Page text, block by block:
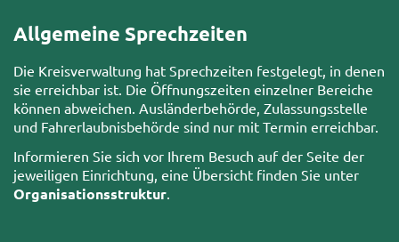
Allgemeine Sprechzeiten
Die Kreisverwaltung hat Sprechzeiten festgelegt, in denen
sie erreichbar ist. Die Öffnungszeiten einzelner Bereiche
können abweichen. Ausländerbehörde, Zulassungsstelle
und Fahrerlaubnisbehörde sind nur mit Termin erreichbar.
Informieren Sie sich vor Ihrem Besuch auf der Seite der
jeweiligen Einrichtung, eine Übersicht finden Sie unter
Organisationsstruktur